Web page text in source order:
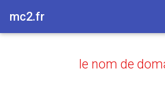
mc2.fr
le nom de